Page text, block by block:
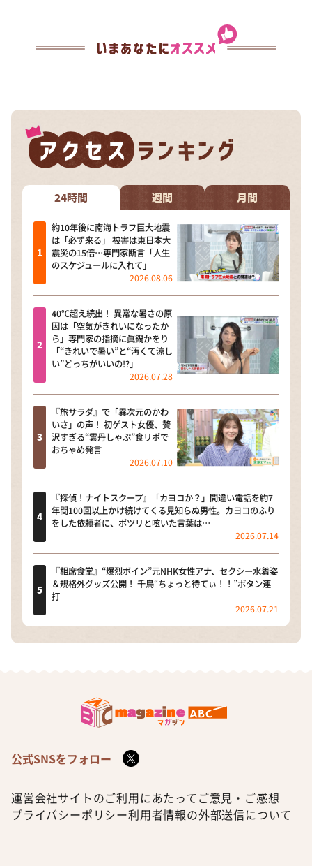
24時間 週間 月間
約10年後に南海トラフ巨大地震
は「必ず来る」 被害は東日本大
震災の15倍…専門家断言「人生
のスケジュールに入れて」
2026.08.06
40℃超え続出！ 異常な暑さの原
因は「空気がきれいになったか
ら」専門家の指摘に眞鍋かをり
「“きれいで暑い”と“汚くて涼し
い”どっちがいいの!?」
2026.07.28
『旅サラダ』で「異次元のかわ
いさ」の声！ 初ゲスト女優、贅
沢すぎる“雲丹しゃぶ”食リポで
おちゃめ発言
2026.07.10
『探偵！ナイトスクープ』「カヨコか？」間違い電話を約7
年間100回以上かけ続けてくる見知らぬ男性。カヨコのふり
をした依頼者に、ポツリと呟いた言葉は…
2026.07.14
『相席食堂』“爆烈ボイン”元NHK女性アナ、セクシー水着姿
＆規格外グッズ公開！ 千鳥“ちょっと待てぃ！！”ボタン連
打
2026.07.21
公式SNSをフォロー
運営会社サイトのご利用にあたって ご意見・ご感想
プライバシーポリシー利用者情報の外部送信について